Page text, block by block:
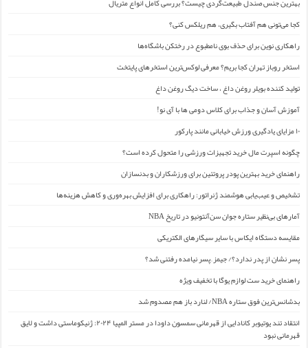
بهترین جنس صندل طبیعت‌گردی چیست؟ بررسی کامل انواع متریال
کجا می‌تونی هم آفتاب بگیری، هم ریلکس کنی؟
راهکاری نوین برای حذف بوی نامطبوع در رختکن باشگاه‌ها
استخر روباز تهران کجا بریم؟ معرفی لوکس‌ترین استخرهای پایتخت
تولید کننده بویلر روغن داغ ، ساخت دیگ روغن داغ
آموزش آسان و جذاب برای کلاس دومی ها با آی نو!
۱۰ مزایای یادگیری ورزش خیابانی مانند پارکور
چگونه اسپرت مال خرید تجهیزات ورزشی را متحول کرده است؟
راهنمای خرید بهترین پودر پروتئین برای ورزشکاران و بدنسازان
تشخیص و عیب‌یابی هوشمند ژنراتور: راهکاری برای افزایش بهره‌وری و کاهش هزینه‌ها
آمارهای بی‌نظیر ستاره جوان سن‌آنتونیو در تاریخ NBA
مقایسه دستگاه ایکاس با سایر سیگارهای الکتریکی
پسر نشان از پدر ندارد؟/ جیمز ِ پسر نیامده رفتنی شد؟
راهنمای خرید ست لوازم یوگا با تخفیف ویژه
بدشانس‌ترین فوق ستاره NBA/ لنارد باز هم مصدوم شد
انتقاد تند یوتیوبر کانادایی از قهرمانی سمسون داودا در مستر المپیا ۲۰۲۴: ژنیکوماستی داشت و لایق
قهرمانی نبود